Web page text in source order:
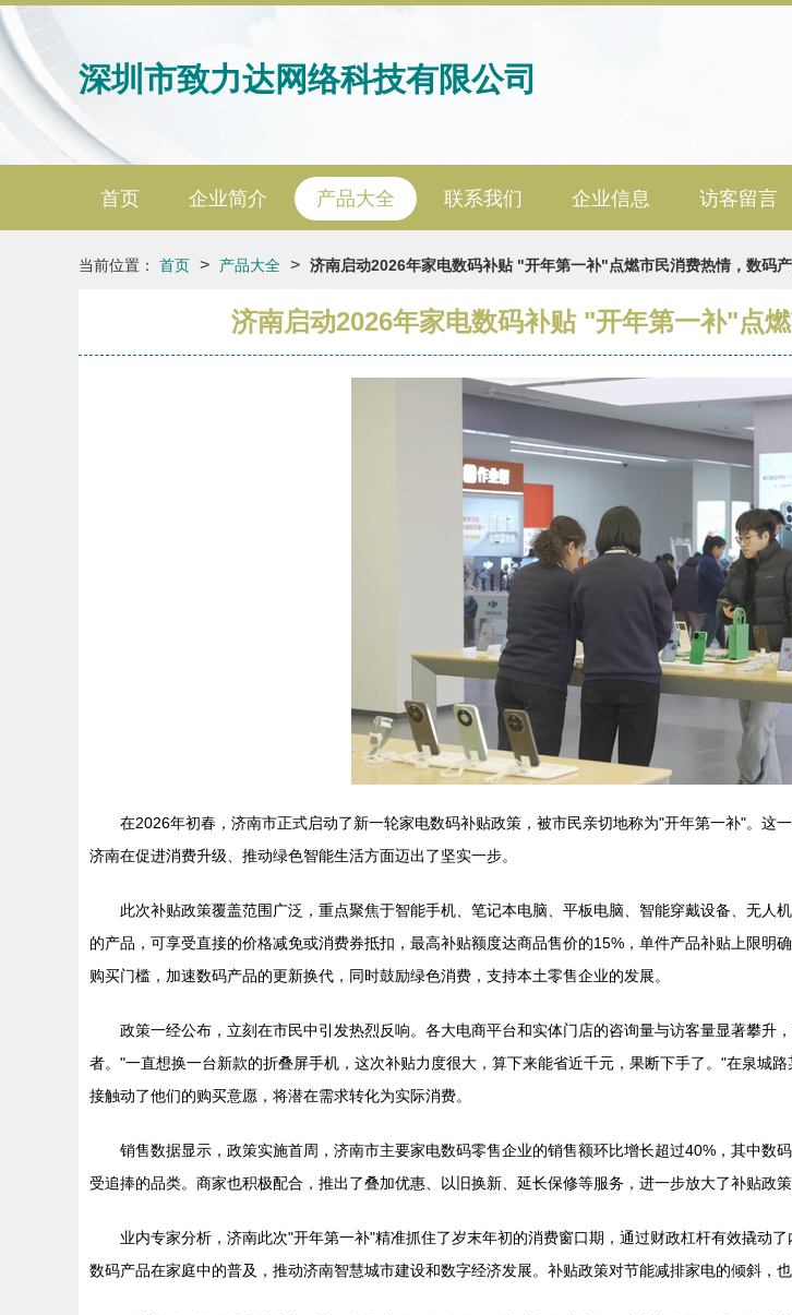
深圳市致力达网络科技有限公司
首页 企业简介 产品大全 联系我们 企业信息 访客留言
当前位置： 首页 > 产品大全 > 济南启动2026年家电数码补贴 "开年第一补"点燃市民消费热情，数码
济南启动2026年家电数码补贴 "开年第一补"点
在2026年初春，济南市正式启动了新一轮家电数码补贴政策，被市民亲切地称为"开年第一补"。
济南在促进消费升级、推动绿色智能生活方面迈出了坚实一步。
此次补贴政策覆盖范围广泛，重点聚焦于智能手机、笔记本电脑、平板电脑、智能穿戴设备、无
的产品，可享受直接的价格减免或消费券抵扣，最高补贴额度达商品售价的15%，单件产品补贴上限
购买门槛，加速数码产品的更新换代，同时鼓励绿色消费，支持本土零售企业的发展。
政策一经公布，立刻在市民中引发热烈反响。各大电商平台和实体门店的咨询量与访客量显著攀
者。"一直想换一台新款的折叠屏手机，这次补贴力度很大，算下来能省近千元，果断下手了。"在泉城
接触动了他们的购买意愿，将潜在需求转化为实际消费。
销售数据显示，政策实施首周，济南市主要家电数码零售企业的销售额环比增长超过40%，其中
受追捧的品类。商家也积极配合，推出了叠加优惠、以旧换新、延长保修等服务，进一步放大了补贴政
业内专家分析，济南此次"开年第一补"精准抓住了岁末年初的消费窗口期，通过财政杠杆有效撬动
数码产品在家庭中的普及，推动济南智慧城市建设和数字经济发展。补贴政策对节能减排家电的倾斜，